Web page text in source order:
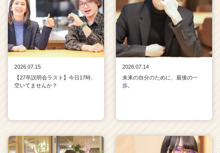
2026.07.15
【27卒説明会ラスト】今日17時、
空いてませんか？
2026.07.14
未来の自分のために、最後の一
歩。